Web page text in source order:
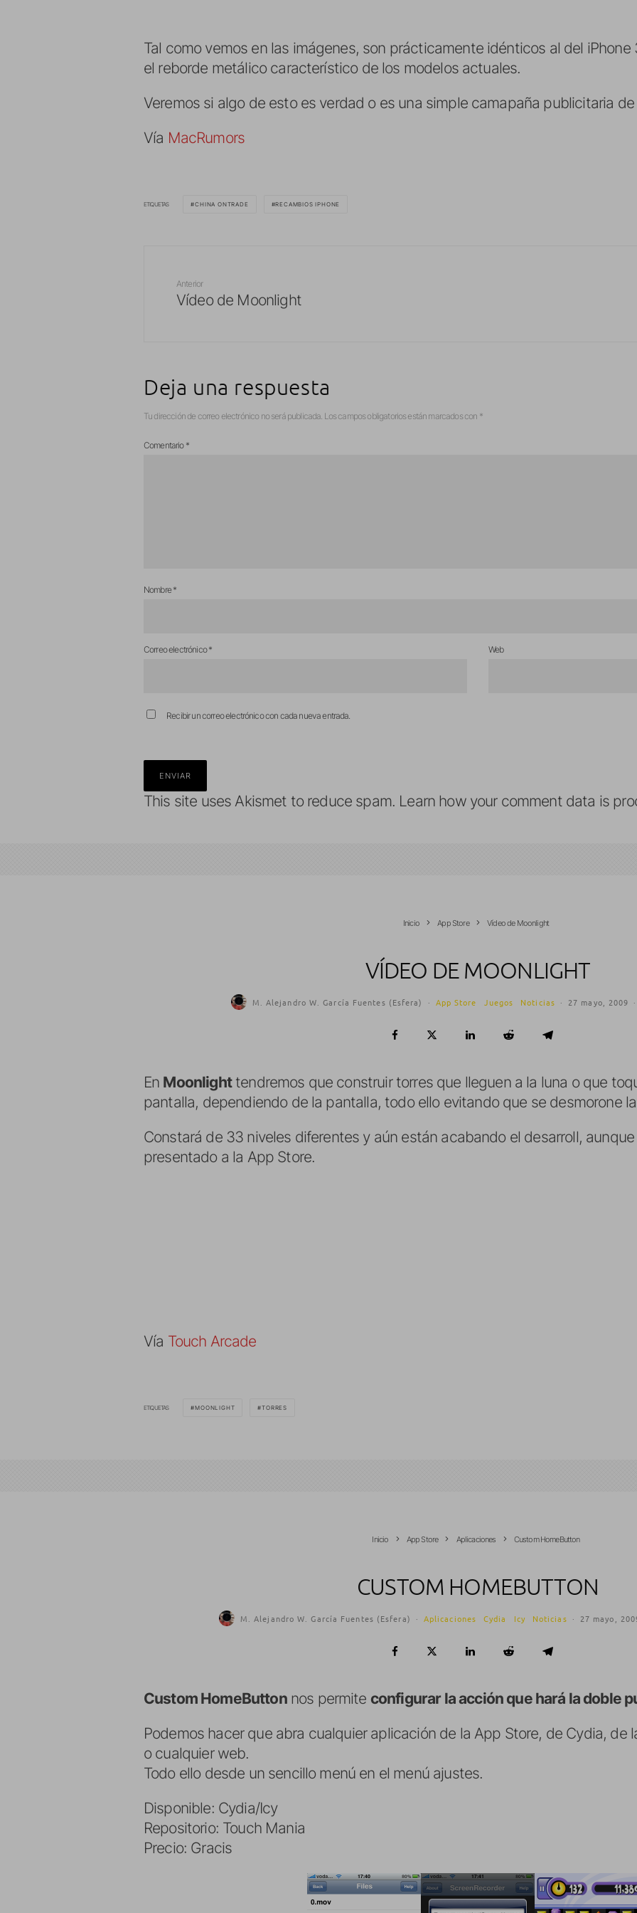
Tal como vemos en las imágenes, son prácticamente idénticos al del iPhone
el reborde metálico característico de los modelos actuales.
Veremos si algo de esto es verdad o es una simple camapaña publicitaria
Vía MacRumors
ETIQUETAS CHINA ONTRADE RECAMBIOS IPHONE
Anterior
Vídeo de Moonlight
Deja una respuesta
Tu dirección de correo electrónico no será publicada. Los campos obligatorios están marcados con *
Comentario *
Nombre*
Correo electrónico* Web
Recibir un correo electrónico con cada nueva entrada.
This site uses Akismet to reduce spam. Learn how your comment data is
Inicio App Store Vídeo de Moonlight
VÍDEO DE MOONLIGHT
M. Alejandro W. García Fuentes (Esfera) · App Store Juegos Noticias · 27 mayo, 2009 ·
En Moonlighttendremos que construir torres que lleguen a la luna o que
pantalla, dependiendo de la pantalla, todo ello evitando que se desmorone
Constará de 33 niveles diferentes y aún están acabando el desarroll,
presentado a la App Store.
Vía Touch Arcade
ETIQUETAS MOONLIGHT TORRES
Inicio App Store Aplicaciones Custom HomeButton
CUSTOM HOMEBUTTON
M. Alejandro W. García Fuentes (Esfera) · Aplicaciones Cydia Icy Noticias · 27 mayo,
Custom HomeButtonnos permite configurar la acción que hará la doble
Podemos hacer que abra cualquier aplicación de la App Store, de Cydia, de
o cualquier web.
Todo ello desde un sencillo menú en el menú ajustes.
Disponible: Cydia/Icy
Repositorio: Touch Mania
Precio: Gracis